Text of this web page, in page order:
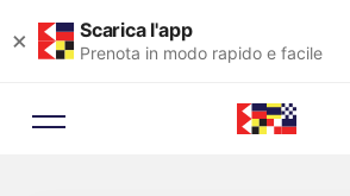
× Scarica l'app
Prenota in modo rapido e facile